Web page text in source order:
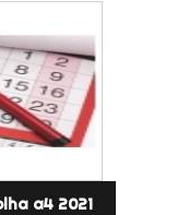
a4 2021